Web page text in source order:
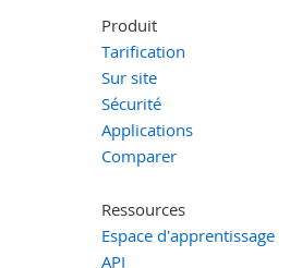
Produit
Tarification
Sur site
Sécurité
Applications
Comparer
Ressources
Espace d'apprentissage
API